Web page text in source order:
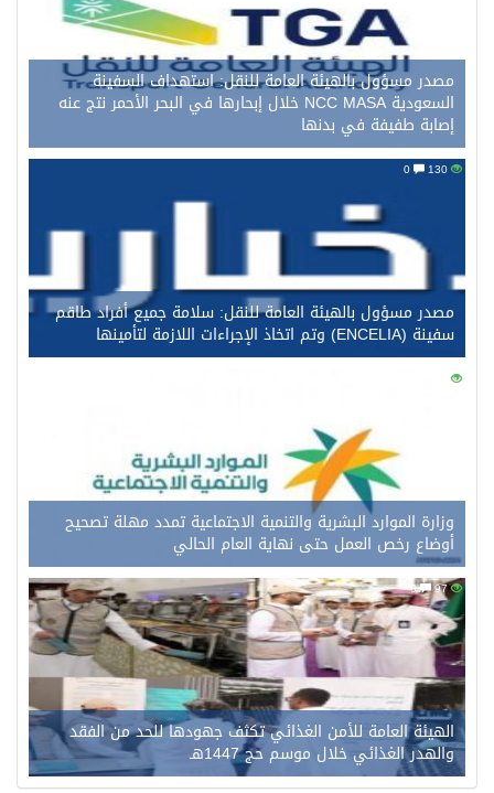
مصدر مسؤول بالهيئة العامة للنقل: استهداف السفينة
السعودية NCC MASA خلال إبحارها في البحر الأحمر نتج عنه
إصابة طفيفة في بدنها
مصدر مسؤول بالهيئة العامة للنقل: سلامة جميع أفراد طاقم
سفينة (ENCELIA) وتم اتخاذ الإجراءات اللازمة لتأمينها
115
وزارة الموارد البشرية والتنمية الاجتماعية تمدد مهلة تصحيح
أوضاع رخص العمل حتى نهاية العام الحالي
97
0
الهيئة العامة للأمن الغذائي تكثف جهودها للحد من الفقد
والهدر الغذائي خلال موسم حج 1447هـ